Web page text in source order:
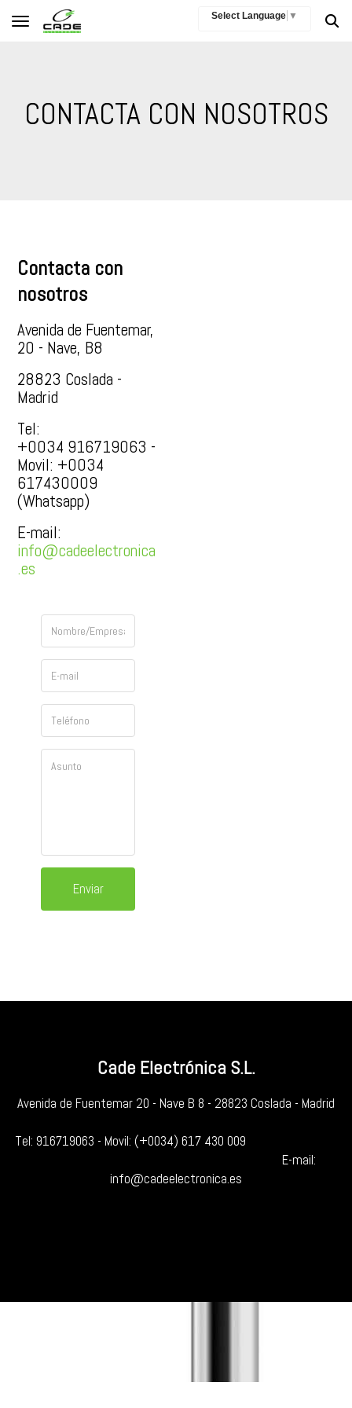
Select Language ▼
Toggle navigation
CONTACTA CON NOSOTROS
Contacta con
nosotros
Avenida de Fuentemar,
20 - Nave, B8
28823 Coslada -
Madrid
Tel:
+0034 916719063 -
Movil: +0034
617430009
(Whatsapp)
E-mail:
info@cadeelectronica
.es
Enviar
Cade Electrónica S.L.
Avenida de Fuentemar 20 - Nave B 8 - 28823 Coslada - Madrid
Tel: 916719063 - Movil: (+0034) 617 430 009
E-mail:
info@cadeelectronica.es